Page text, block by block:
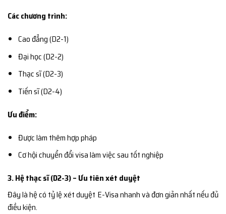
Các chương trình:
Cao đẳng (D2-1)
Đại học (D2-2)
Thạc sĩ (D2-3)
Tiến sĩ (D2-4)
Ưu điểm:
Được làm thêm hợp pháp
Cơ hội chuyển đổi visa làm việc sau tốt nghiệp
3. Hệ thạc sĩ (D2-3) – Ưu tiên xét duyệt
Đây là hệ có tỷ lệ xét duyệt E-Visa nhanh và đơn giản nhất nếu đủ
điều kiện.